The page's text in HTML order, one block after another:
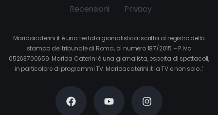
Recensioni Privacy
Maridacaterini.it è una testata giornalistica iscritta al registro della
stampa del tribunale di Roma, al numero 187/2015 – P.Iva
05263700659. Marida Caterini è una giornalista, esperta di spettacoli,
in particolare di programmi TV. Maridacaterini.it la TV e non solo…’